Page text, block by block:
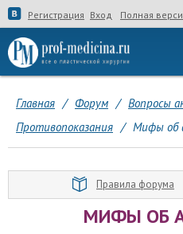
Регистрация Вход Полная
Главная / Форум / Вопросы
Противопоказания / Мифы об
Правила форума
МИФЫ ОБ